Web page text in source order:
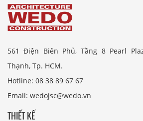
561 Điện Biên Phủ, Tầng 8 Pearl
Thạnh, Tp. HCM.
Hotline: 08 38 89 67 67
Email: wedojsc@wedo.vn
THIẾT KẾ